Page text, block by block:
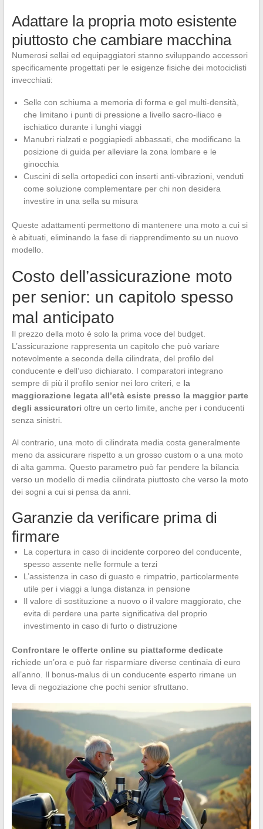
Adattare la propria moto esistente
piuttosto che cambiare macchina
Numerosi sellai ed equipaggiatori stanno sviluppando accessori
specificamente progettati per le esigenze fisiche dei motociclisti
invecchiati:
Selle con schiuma a memoria di forma e gel multi-densità,
che limitano i punti di pressione a livello sacro-iliaco e
ischiatico durante i lunghi viaggi
Manubri rialzati e poggiapiedi abbassati, che modificano la
posizione di guida per alleviare la zona lombare e le
ginocchia
Cuscini di sella ortopedici con inserti anti-vibrazioni, venduti
come soluzione complementare per chi non desidera
investire in una sella su misura
Queste adattamenti permettono di mantenere una moto a cui si
è abituati, eliminando la fase di riapprendimento su un nuovo
modello.
Costo dell’assicurazione moto
per senior: un capitolo spesso
mal anticipato
Il prezzo della moto è solo la prima voce del budget.
L’assicurazione rappresenta un capitolo che può variare
notevolmente a seconda della cilindrata, del profilo del
conducente e dell’uso dichiarato. I comparatori integrano
sempre di più il profilo senior nei loro criteri, e la
maggiorazione legata all’età esiste presso la maggior parte
degli assicuratori oltre un certo limite, anche per i conducenti
senza sinistri.
Al contrario, una moto di cilindrata media costa generalmente
meno da assicurare rispetto a un grosso custom o a una moto
di alta gamma. Questo parametro può far pendere la bilancia
verso un modello di media cilindrata piuttosto che verso la moto
dei sogni a cui si pensa da anni.
Garanzie da verificare prima di
firmare
La copertura in caso di incidente corporeo del conducente,
spesso assente nelle formule a terzi
L’assistenza in caso di guasto e rimpatrio, particolarmente
utile per i viaggi a lunga distanza in pensione
Il valore di sostituzione a nuovo o il valore maggiorato, che
evita di perdere una parte significativa del proprio
investimento in caso di furto o distruzione
Confrontare le offerte online su piattaforme dedicate
richiede un’ora e può far risparmiare diverse centinaia di euro
all’anno. Il bonus-malus di un conducente esperto rimane un
leva di negoziazione che pochi senior sfruttano.